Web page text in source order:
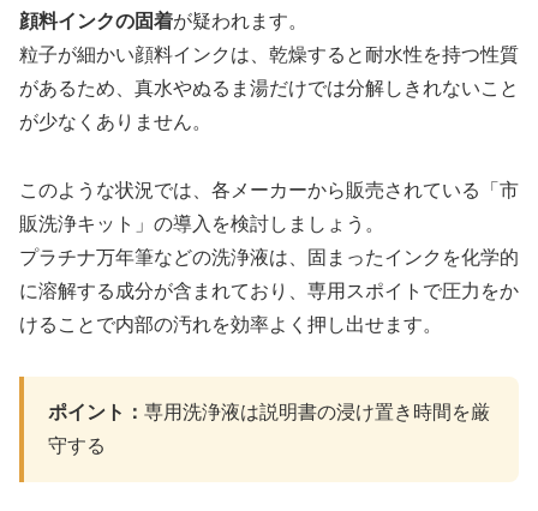
顔料インクの固着が疑われます。
粒子が細かい顔料インクは、乾燥すると耐水性を持つ性質
があるため、真水やぬるま湯だけでは分解しきれないこと
が少なくありません。
このような状況では、各メーカーから販売されている「市
販洗浄キット」の導入を検討しましょう。
プラチナ万年筆などの洗浄液は、固まったインクを化学的
に溶解する成分が含まれており、専用スポイトで圧力をか
けることで内部の汚れを効率よく押し出せます。
ポイント： 専用洗浄液は説明書の浸け置き時間を厳
守する